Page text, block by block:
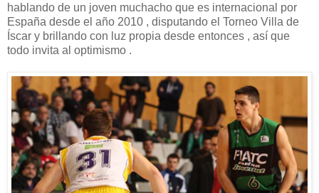
hablando de un joven muchacho que es internacional por
España desde el año 2010 , disputando el Torneo Villa de
Íscar y brillando con luz propia desde entonces , así que
todo invita al optimismo .